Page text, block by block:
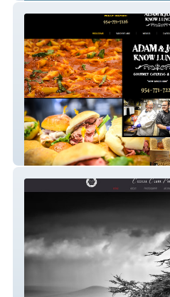
Adam and Joe Know Lunch